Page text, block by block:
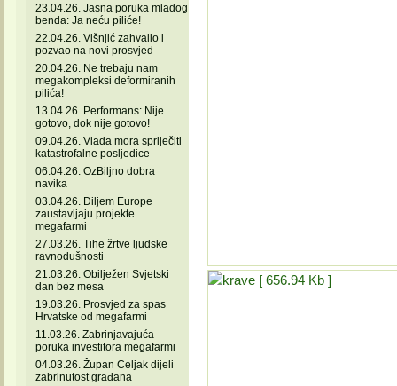
23.04.26. Jasna poruka mladog
benda: Ja neću piliće!
22.04.26. Višnjić zahvalio i
pozvao na novi prosvjed
20.04.26. Ne trebaju nam
megakompleksi deformiranih
pilića!
13.04.26. Performans: Nije
gotovo, dok nije gotovo!
09.04.26. Vlada mora spriječiti
katastrofalne posljedice
06.04.26. OzBiljno dobra
navika
03.04.26. Diljem Europe
zaustavljaju projekte
megafarmi
27.03.26. Tihe žrtve ljudske
ravnodušnosti
21.03.26. Obilježen Svjetski
dan bez mesa
19.03.26. Prosvjed za spas
Hrvatske od megafarmi
11.03.26. Zabrinjavajuća
poruka investitora megafarmi
04.03.26. Župan Celjak dijeli
zabrinutost građana